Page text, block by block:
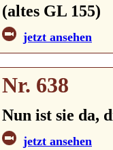
(altes GL 155)
jetzt ansehen
Nr. 638
Nun ist sie da,
jetzt ansehen